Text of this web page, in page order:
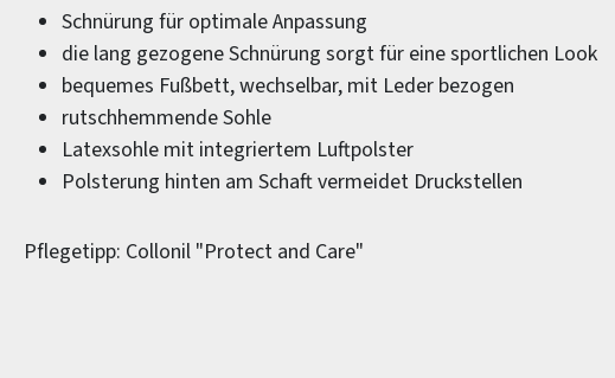
Schnürung für optimale Anpassung
die lang gezogene Schnürung sorgt für eine sportlichen Look
bequemes Fußbett, wechselbar, mit Leder bezogen
rutschhemmende Sohle
Latexsohle mit integriertem Luftpolster
Polsterung hinten am Schaft vermeidet Druckstellen
Pflegetipp: Collonil "Protect and Care"